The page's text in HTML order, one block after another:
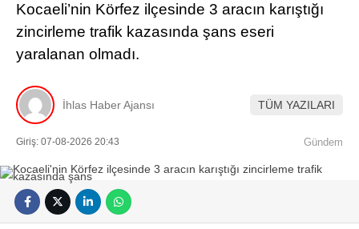
Kocaeli’nin Körfez ilçesinde 3 aracın karıştığı
zincirleme trafik kazasında şans eseri
yaralanan olmadı.
İhlas Haber Ajansı TÜM YAZILARI
Giriş: 07-08-2026 20:43 Gündem